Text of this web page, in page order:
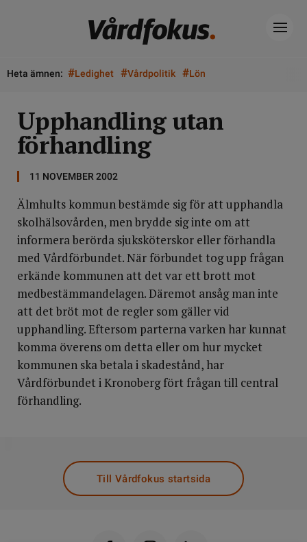
Heta ämnen: #Ledighet #Vårdpolitik #Lön
Upphandling utan
förhandling
11 NOVEMBER 2002
Älmhults kommun bestämde sig för att upphandla
skolhälsovården, men brydde sig inte om att
informera berörda sjuksköterskor eller förhandla
med Vårdförbundet. När förbundet tog upp frågan
erkände kommunen att det var ett brott mot
medbestämmandelagen. Däremot ansåg man inte
att det bröt mot de regler som gäller vid
upphandling. Eftersom parterna varken har kunnat
komma överens om detta eller om hur mycket
kommunen ska betala i skadestånd, har
Vårdförbundet i Kronoberg fört frågan till central
förhandling.
Till Vårdfokus startsida